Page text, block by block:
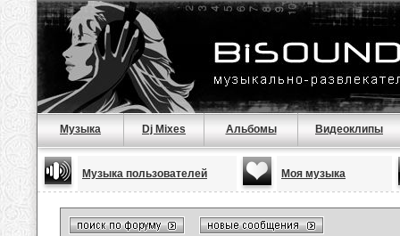
Музыка Dj Mixes Альбомы Видеоклипы
Музыка пользователей Моя музыка